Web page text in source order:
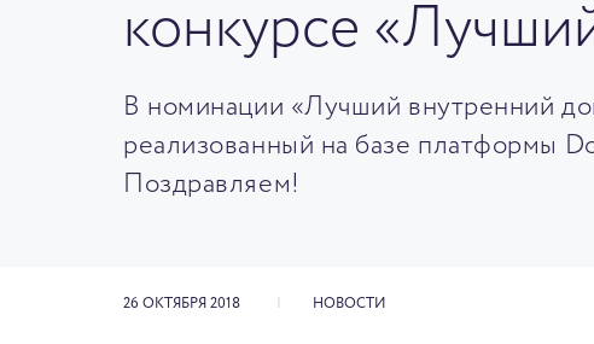
конкурсе
В номинации «Лучший внутренний
реализованный на базе платформы
Поздравляем!
26 ОКТЯБРЯ 2018 НОВОСТИ